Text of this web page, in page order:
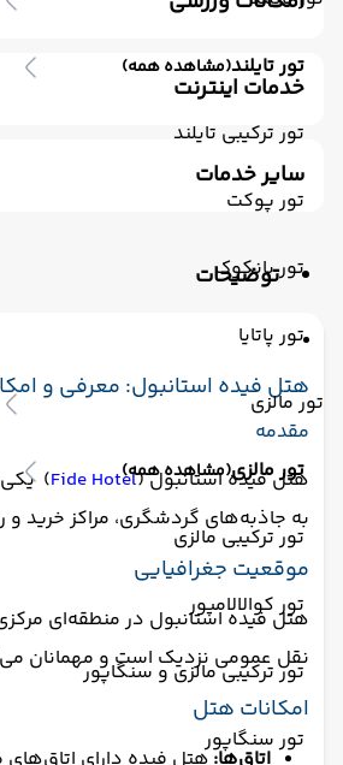
تور تایلند(مشاهده همه)
تور ترکیبی تایلند
تور پوکت
تور بانکوک
تور پاتایا
تور مالزی
تور مالزی(مشاهده همه)
تور ترکیبی مالزی
تور کوالالامپور
تور ترکیبی مالزی و سنگاپور
تور سنگاپور
خدمات اینترنت
اینترنت بیسیم رایگان در لابی
سایر خدمات
ترانسفر رفت (استقبال)
توضیحات
هتل فیده استانبول: معرفی و
مقدمه
هتل فیده استانبول (Fide Hotel) یکی
به جاذبه‌های گردشگری، مراکز خرید و
موقعیت جغرافیایی
هتل فیده استانبول در منطقه‌ای
نقل عمومی نزدیک است و مهمانان
امکانات هتل